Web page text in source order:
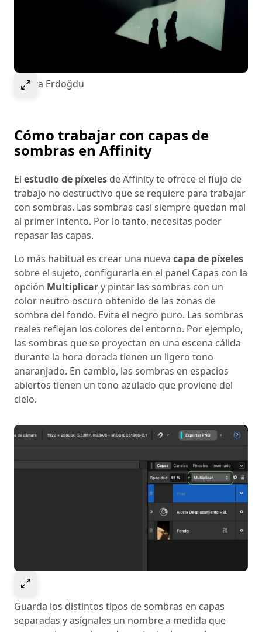
Select to expand image
© Esra Erdoğdu
Cómo trabajar con capas de
sombras en Affinity
El estudio de píxeles de Affinity te ofrece el flujo de
trabajo no destructivo que se requiere para trabajar
con sombras. Las sombras casi siempre quedan mal
al primer intento. Por lo tanto, necesitas poder
repasar las capas.
Lo más habitual es crear una nueva capa de píxeles
sobre el sujeto, configurarla en el panel Capas con la
opción Multiplicary pintar las sombras con un
color neutro oscuro obtenido de las zonas de
sombra del fondo. Evita el negro puro. Las sombras
reales reflejan los colores del entorno. Por ejemplo,
las sombras que se proyectan en una escena cálida
durante la hora dorada tienen un ligero tono
anaranjado. En cambio, las sombras en espacios
abiertos tienen un tono azulado que proviene del
cielo.
Guarda los distintos tipos de sombras en capas
separadas y asígnales un nombre a medida que